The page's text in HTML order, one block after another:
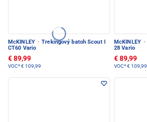
McKINLEY · Trekingový batoh Scout I
CT60 Vario
€ 89,99
VOC*€ 109,99
McKINLEY ·
28 Vario
€ 89,99
VOC*€ 109,99